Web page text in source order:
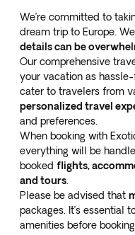
We’re committed to
dream trip to Europe.
details can be
Our comprehensive
your vacation as
cater to travelers from
personalized travel
and preferences.
When booking with
everything will be
booked flights,
and tours
Please be advised that
packages. It’s essential
amenities before